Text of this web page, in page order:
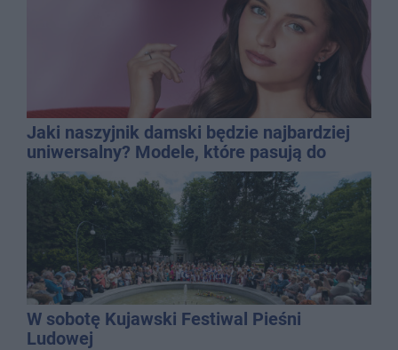
Jaki naszyjnik damski będzie najbardziej
uniwersalny? Modele, które pasują do
wielu stylizacji
W sobotę Kujawski Festiwal Pieśni
Ludowej